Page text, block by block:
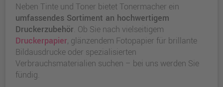
Neben Tinte und Toner bietet Tonermacher ein
umfassendes Sortiment an hochwertigem
Druckerzubehör. Ob Sie nach vielseitigem
Druckerpapier, glänzendem Fotopapier für brillante
Bildausdrucke oder spezialisierten
Verbrauchsmaterialien suchen – bei uns werden Sie
fündig.